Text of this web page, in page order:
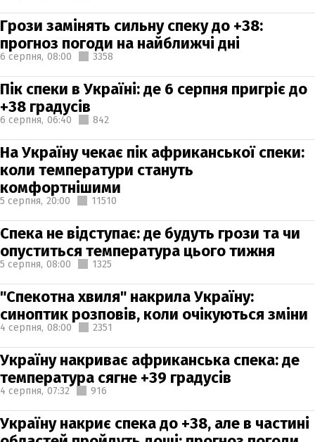
Грози замінять сильну спеку до +38:
прогноз погоди на найближчі дні
6 серпня, 08:00 3358
Пік спеки в Україні: де 6 серпня пригріє до
+38 градусів
6 серпня, 06:40 842
На Україну чекає пік африканської спеки:
коли температури стануть
комфортнішими
5 серпня, 20:00 11510
Спека не відступає: де будуть грози та чи
опуститься температура цього тижня
5 серпня, 08:00 1325
"Спекотна хвиля" накрила Україну:
синоптик розповів, коли очікуються зміни
4 серпня, 08:00 2351
Україну накриває африканська спека: де
температура сягне +39 градусів
4 серпня, 07:32 916
Україну накриє спека до +38, але в частині